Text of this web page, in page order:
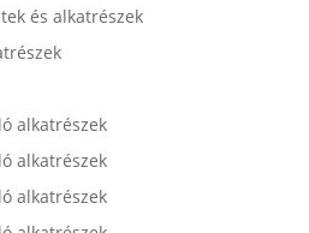
és alkatrészek
alkatrészek
alkatrészek
alkatrészek